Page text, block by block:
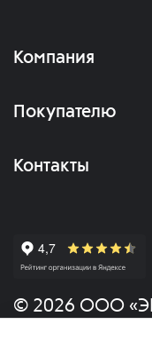
Компания
Покупателю
Контакты
© 2026 ООО